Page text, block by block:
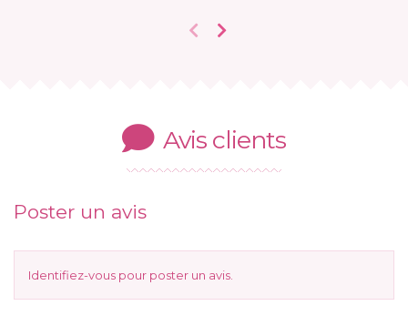
Avis clients
Poster un avis
Identifiez-vous pour poster un avis.